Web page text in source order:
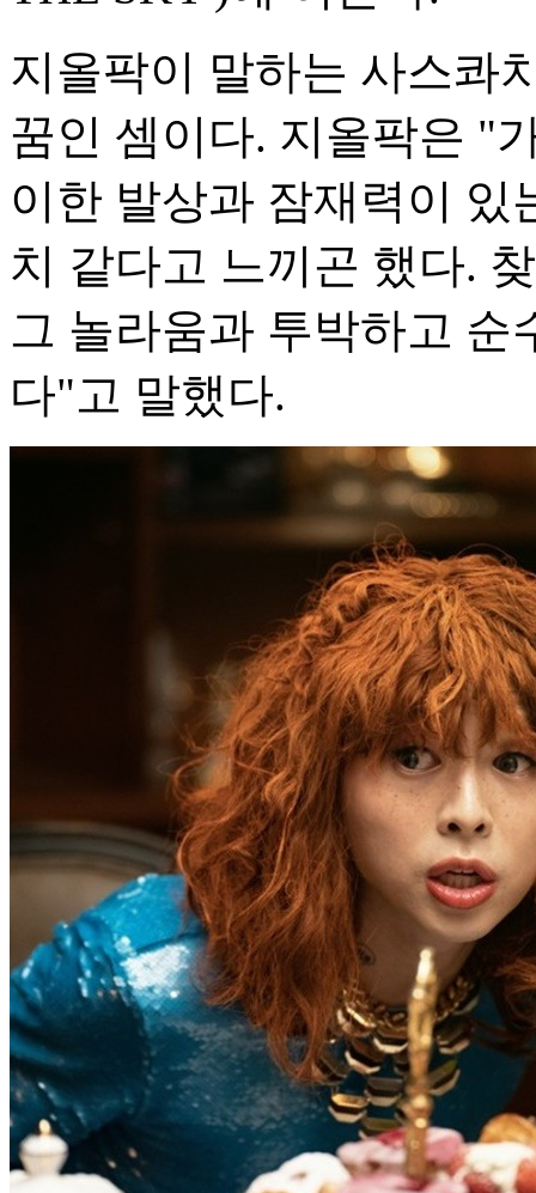
지올팍이 말하는 사스콰
꿈인 셈이다. 지올팍은 "
이한 발상과 잠재력이 있
치 같다고 느끼곤 했다.
그 놀라움과 투박하고 순
다"고 말했다.